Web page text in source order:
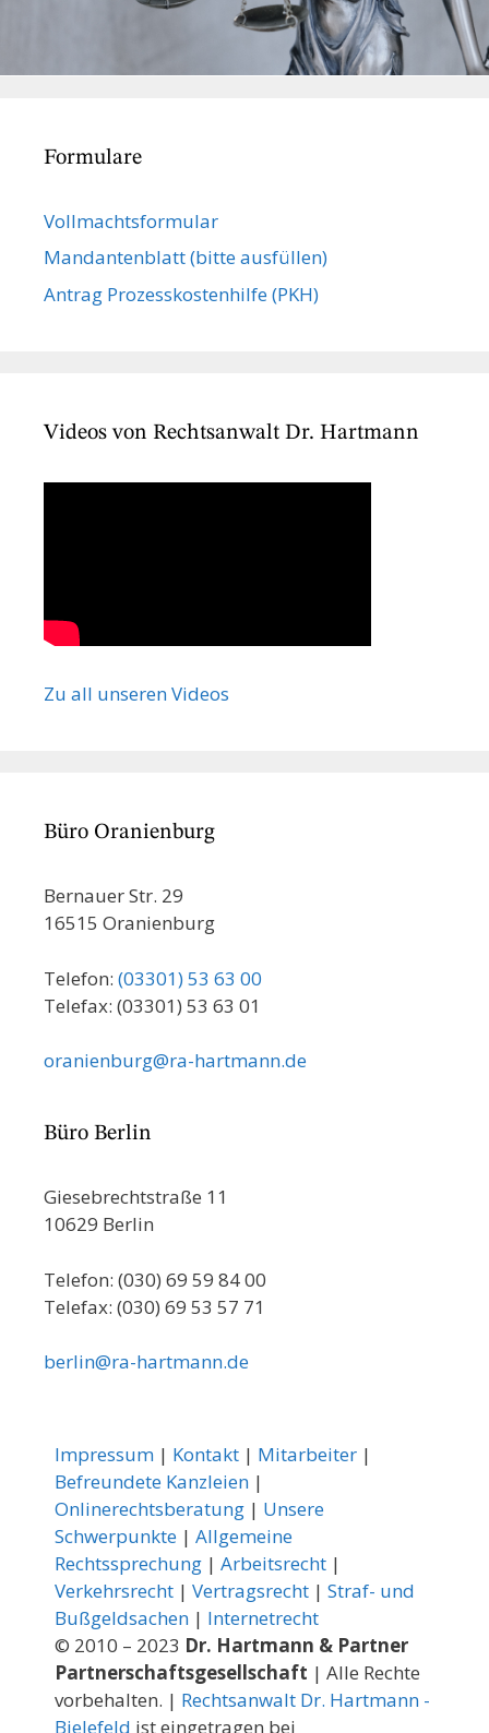
Formulare
Vollmachts­formular
Mandanten­blatt (bitte ausfüllen)
Antrag Prozesskostenhilfe (PKH)
Videos von Rechtsanwalt Dr. Hartmann
Zu all unseren Videos
Büro Oranienburg
Bernauer Str. 29
16515 Oranienburg
Telefon: (03301) 53 63 00
Telefax: (03301) 53 63 01
oranienburg@ra-hartmann.de
Büro Berlin
Giesebrechtstraße 11
10629 Berlin
Telefon: (030) 69 59 84 00
Telefax: (030) 69 53 57 71
berlin@ra-hartmann.de
Impressum | Kontakt | Mitarbeiter |
Befreundete Kanzleien |
Onlinerechtsberatung | Unsere
Schwerpunkte | Allgemeine
Rechtssprechung | Arbeitsrecht |
Verkehrsrecht | Vertragsrecht | Straf- und
Bußgeldsachen | Internetrecht
© 2010 – 2023 Dr. Hartmann & Partner
Partnerschaftsgesellschaft | Alle Rechte
vorbehalten. | Rechtsanwalt Dr. Hartmann -
Bielefeld ist eingetragen bei